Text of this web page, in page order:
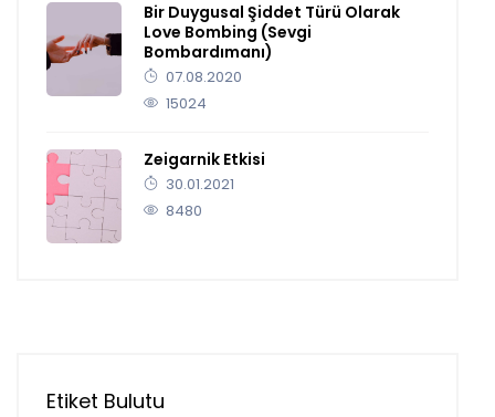
Bir Duygusal Şiddet Türü Olarak
Love Bombing (Sevgi
Bombardımanı)
07.08.2020
15024
Zeigarnik Etkisi
30.01.2021
8480
Etiket Bulutu